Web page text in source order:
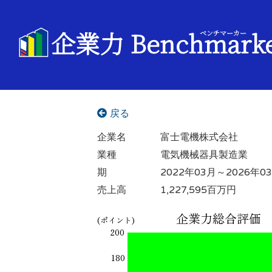
ベンチマーカー
企業力
戻る
企業名
富士電機株式会社
業種
電気機械器具製造業
期
2022年03月～2026年03
売上高
1,227,595百万円